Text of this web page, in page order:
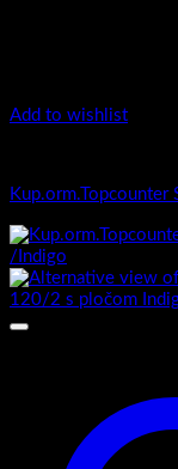
Add to wishlist